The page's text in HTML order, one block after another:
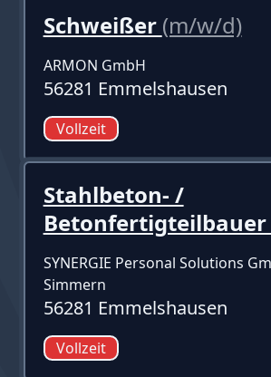
Schweißer (m/w/d)
ARMON GmbH
56281 Emmelshausen
Vollzeit
Stahlbeton- /
Betonfertigteilbauer
SYNERGIE Personal Solutions
Simmern
56281 Emmelshausen
Vollzeit